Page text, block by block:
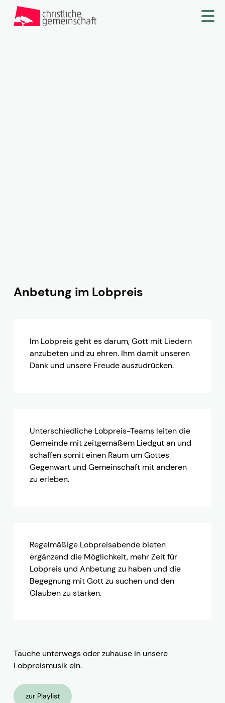
ein fester und wichtiger Bestandteil unserer
Anbetung im Lobpreis
Im Lobpreis geht es darum, Gott mit Liedern
anzubeten und zu ehren. Ihm damit unseren
Dank und unsere Freude auszudrücken.
Unterschiedliche Lobpreis-Teams leiten die
Gemeinde mit zeitgemäßem Liedgut an und
schaffen somit einen Raum um Gottes
Gegenwart und Gemeinschaft mit anderen
zu erleben.
Regelmäßige Lobpreisabende bieten
ergänzend die Möglichkeit, mehr Zeit für
Lobpreis und Anbetung zu haben und die
Begegnung mit Gott zu suchen und den
Glauben zu stärken.
Tauche unterwegs oder zuhause in unsere
Lobpreismusik ein.
zur Playlist